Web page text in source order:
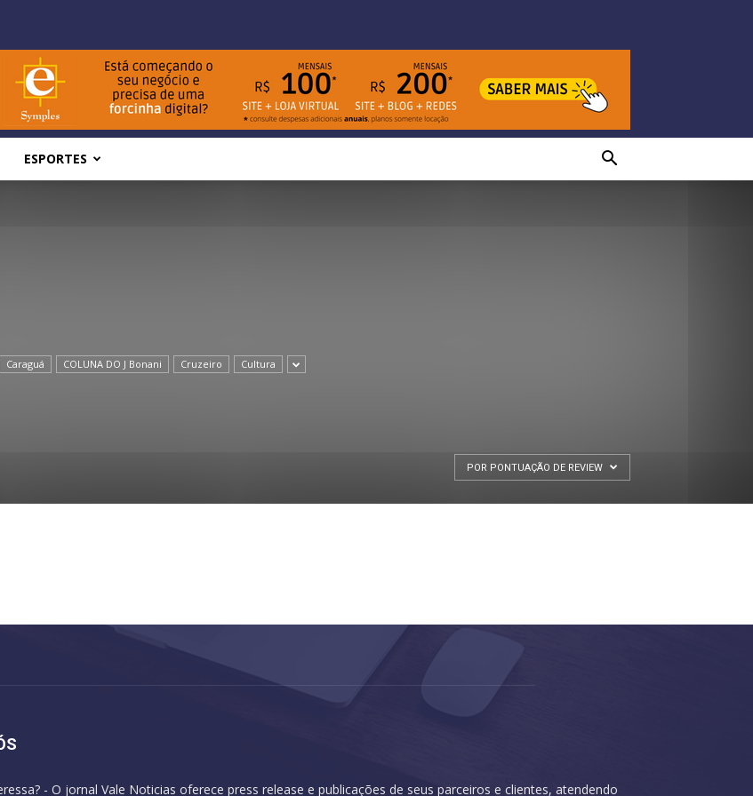
ESPORTES
Caraguá COLUNA DO J Bonani Cruzeiro Cultura
POR PONTUAÇÃO DE REVIEW
- O jornal Vale Noticias oferece press release e publicações de seus parceiros e clientes, atendendo